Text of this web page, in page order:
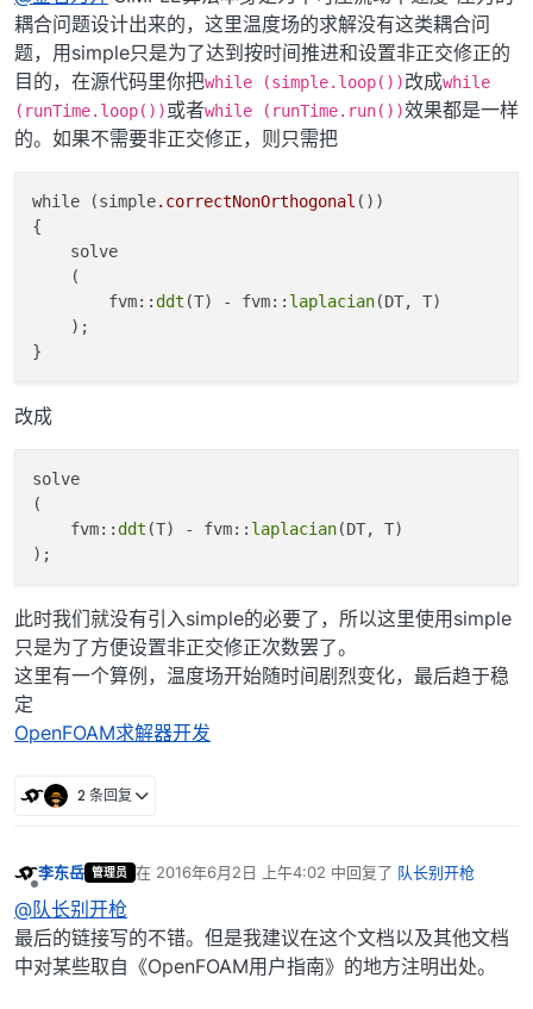
耦合问题设计出来的，这里温度场的求解没有这类耦合问
题，用simple只是为了达到按时间推进和设置非正交修正的
目的，在源代码里你把while (simple.loop())改成while
(runTime.loop())或者while (runTime.run())效果都是一样
的。如果不需要非正交修正，则只需把
while (simple.correctNonOrthogonal ())
{
    solve
    (
        fvm::
ddt (T) - fvm:: laplacian(DT, T)
    );
改成
solve
(
    fvm::
ddt (T) - fvm:: laplacian(DT, T)
此时我们就没有引入simple的必要了，所以这里使用simple
只是为了方便设置非正交修正次数罢了。
这里有一个算例，温度场开始随时间剧烈变化，最后趋于稳
定
OpenFOAM求解器开发
2 条回复
李东岳 管理员 在 2016年6月2日 上午4:02 中回复了 队长别开枪
最后由 编辑
@队长别开枪
最后的链接写的不错。但是我建议在这个文档以及其他文档
中对某些取自《OpenFOAM用户指南》的地方注明出处。